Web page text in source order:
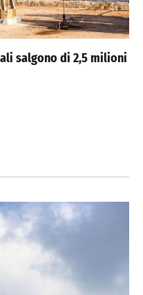
salgono di 2,5 milioni